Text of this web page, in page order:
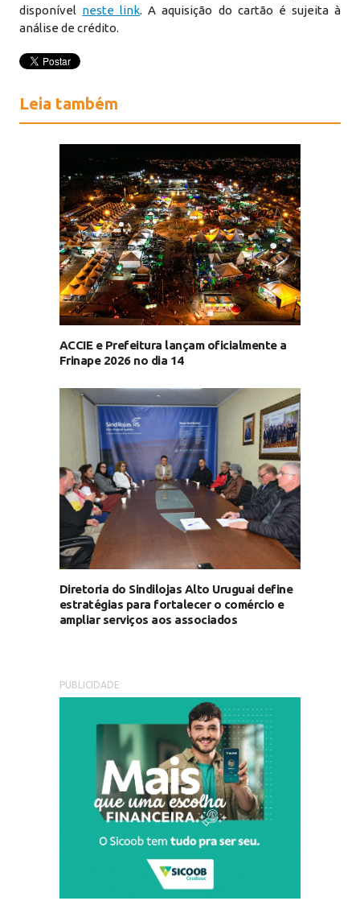
disponível neste link. A aquisição do cartão é sujeita à
análise de crédito.
Leia também
ACCIE e Prefeitura lançam oficialmente a
Frinape 2026 no dia 14
Diretoria do Sindilojas Alto Uruguai define
estratégias para fortalecer o comércio e
ampliar serviços aos associados
PUBLICIDADE